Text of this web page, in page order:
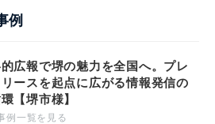
例
広報で堺の魅力を全国へ。プレ
ースを起点に広がる情報発信の
【堺市様】
例一覧を見る